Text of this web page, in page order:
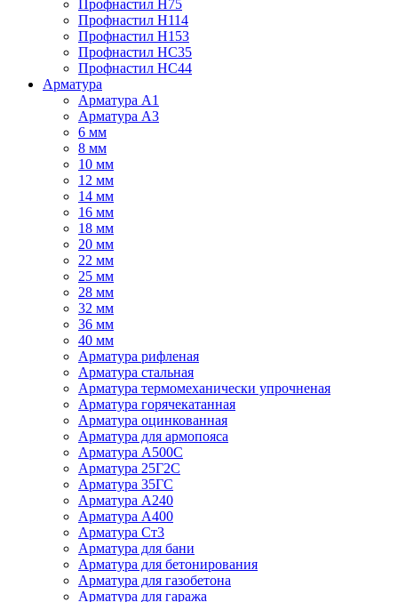
Профнастил Н75
Профнастил Н114
Профнастил Н153
Профнастил НС35
Профнастил НС44
Арматура
Арматура А1
Арматура А3
6 мм
8 мм
10 мм
12 мм
14 мм
16 мм
18 мм
20 мм
22 мм
25 мм
28 мм
32 мм
36 мм
40 мм
Арматура рифленая
Арматура стальная
Арматура термомеханически упрочненая
Арматура горячекатанная
Арматура оцинкованная
Арматура для армопояса
Арматура A500С
Арматура 25Г2С
Арматура 35ГС
Арматура А240
Арматура А400
Арматура Ст3
Арматура для бани
Арматура для бетонирования
Арматура для газобетона
Арматура для гаража